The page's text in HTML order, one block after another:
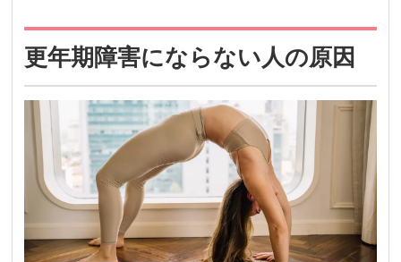
更年期障害にならない人の原因